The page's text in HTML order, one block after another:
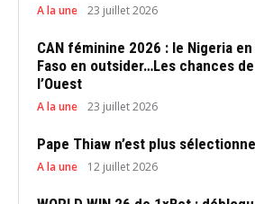
A la une 23 juillet 2026
CAN féminine 2026 : le Nigeria
Faso en outsider…Les chances
l’Ouest
A la une 23 juillet 2026
Pape Thiaw n’est plus
A la une 12 juillet 2026